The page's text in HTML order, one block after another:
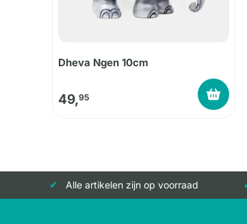
Dheva Ngen 10cm
49,95
Alle artikelen zijn op voorraad